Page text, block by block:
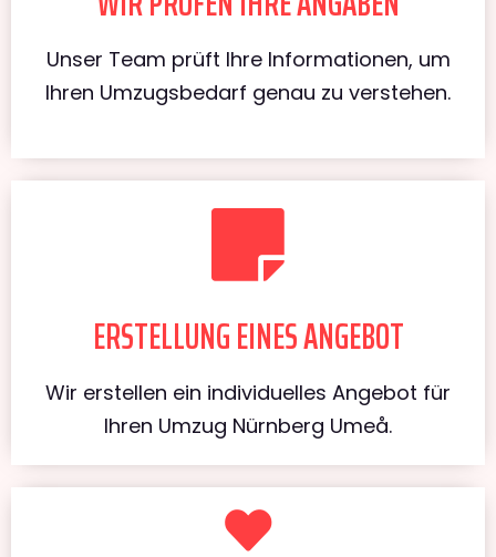
Unser Team prüft Ihre Informationen, um
Ihren Umzugsbedarf genau zu verstehen.
ERSTELLUNG EINES ANGEBOT
Wir erstellen ein individuelles Angebot für
Ihren Umzug Nürnberg Umeå.